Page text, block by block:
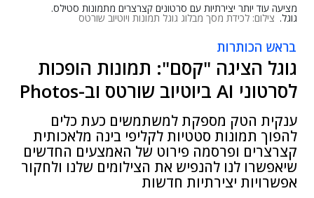
מציעה עוד יותר יצירתיות עם סרטונים קצרצרים מתמונות סטילס.
גוגל. צילום: לכידת מסך מבלוג גוגל תמונות ויוטיוב שורטס
בראש הכותרות
גוגל הציגה "קסם": תמונות הופכות
לסרטוני AI ביוטיוב שורטס וב-Photos
ענקית הטק מספקת למשתמשים כעת כלים
להפוך תמונות סטטיות לקליפי בינה מלאכותית
קצרצרים ופרסמה פירוט של האמצעים החדשים
שיאפשרו לנו להנפיש את הצילומים שלנו ולחקור
אפשרויות יצירתיות חדשות